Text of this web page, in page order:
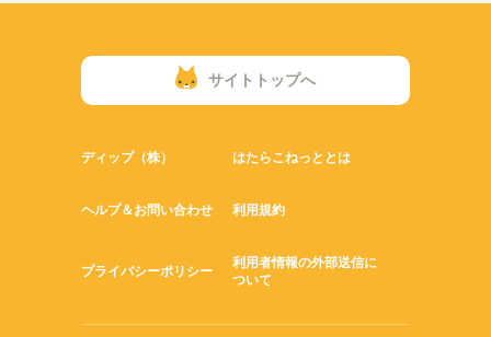
サイトトップへ
ディップ（株） はたらこねっととは
ヘルプ＆お問い合わせ 利用規約
プライバシーポリシー
利用者情報の外部送信に
ついて